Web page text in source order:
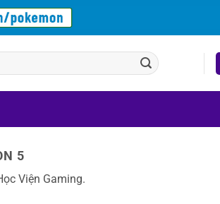
5
Viện Gaming.